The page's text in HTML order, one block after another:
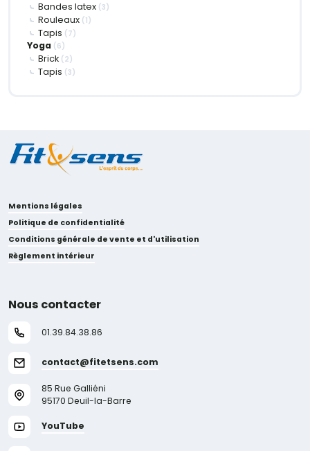
Bandes latex (3)
Rouleaux (1)
Tapis (7)
Yoga (6)
Brick (2)
Tapis (3)
Mentions légales
Politique de confidentialité
Conditions générale de vente et d'utilisation
Règlement intérieur
Nous contacter
01.39.84.38.86
contact@fitetsens.com
85 Rue Galliéni
95170 Deuil-la-Barre
YouTube